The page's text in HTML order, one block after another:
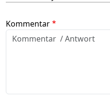
Kommentar